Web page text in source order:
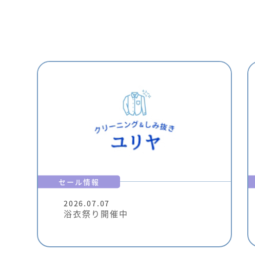
セール情報
2026.07.07
浴衣祭り開催中